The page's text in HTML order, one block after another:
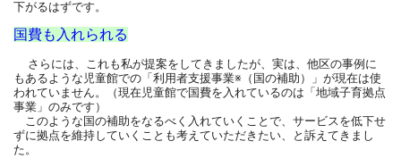
下がるはずです。
国費も入れられる
さらには、これも私が提案をしてきましたが、実は、他区の事例に
もあるような児童館での「利用者支援事業※（国の補助）」が現在は使
われていません。（現在児童館で国費を入れているのは「地域子育拠点
事業」のみです）
このような国の補助をなるべく入れていくことで、サービスを低下せ
ずに拠点を維持していくことも考えていただきたい、と訴えてきまし
た。